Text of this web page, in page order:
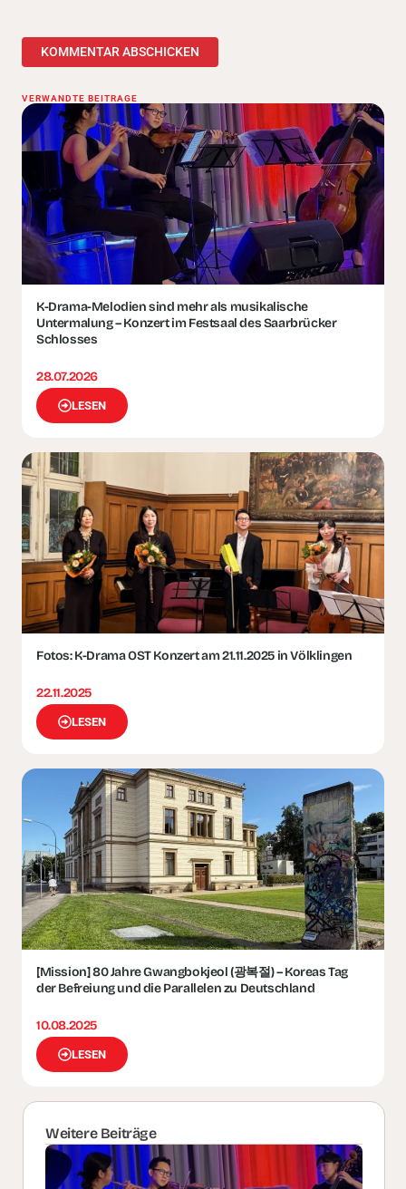
VERWANDTE BEITRÄGE
K-Drama-Melodien sind mehr als musikalische
Untermalung – Konzert im Festsaal des Saarbrücker
Schlosses
28.07.2026
LESEN
Fotos: K-Drama OST Konzert am 21.11.2025 in Völklingen
22.11.2025
LESEN
[Mission] 80 Jahre Gwangbokjeol (광복절) – Koreas Tag
der Befreiung und die Parallelen zu Deutschland
10.08.2025
LESEN
Weitere Beiträge